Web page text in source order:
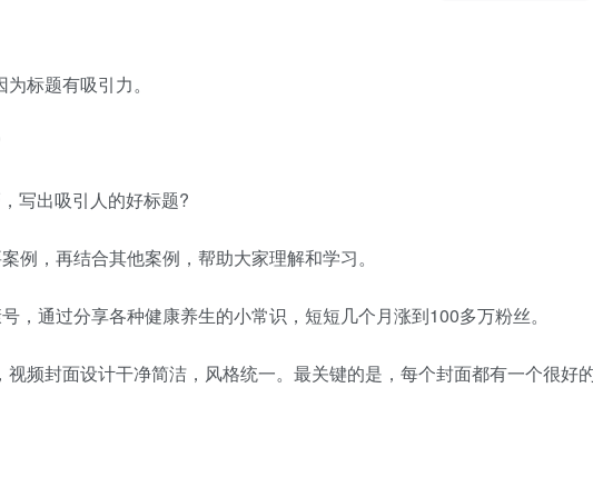
标题有吸引力。
写出吸引人的好标题?
例，再结合其他案例，帮助大家理解和学习。
，通过分享各种健康养生的小常识，短短几个月涨到100多万粉丝。
频封面设计干净简洁，风格统一。最关键的是，每个封面都有一个很好